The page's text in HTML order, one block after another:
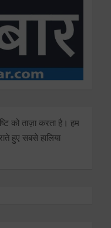
को ताज़ा करता है। हम
हुए सबसे हालिया